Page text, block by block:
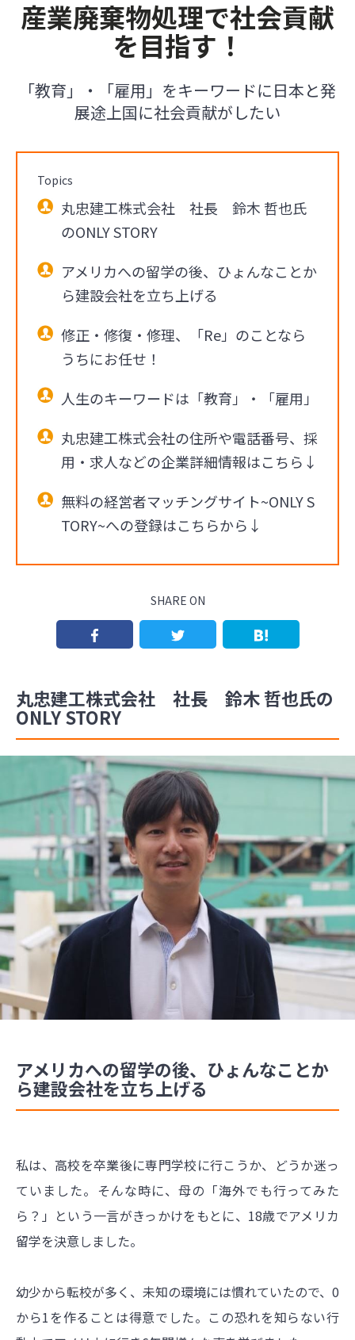
産業廃棄物処理で社会貢献
を目指す！
「教育」・「雇用」をキーワードに日本と発
展途上国に社会貢献がしたい
Topics
丸忠建工株式会社 社長 鈴木 哲也氏
のONLY STORY
アメリカへの留学の後、ひょんなことか
ら建設会社を立ち上げる
修正・修復・修理、「Re」のことなら
うちにお任せ！
人生のキーワードは「教育」・「雇用」
丸忠建工株式会社の住所や電話番号、採
用・求人などの企業詳細情報はこちら↓
無料の経営者マッチングサイト~ONLY S
TORY~への登録はこちらから↓
SHARE ON
丸忠建工株式会社 社長 鈴木 哲也氏の
ONLY STORY
アメリカへの留学の後、ひょんなことか
ら建設会社を立ち上げる
私は、高校を卒業後に専門学校に行こうか、どうか迷っ
ていました。そんな時に、母の「海外でも行ってみた
ら？」という一言がきっかけをもとに、18歳でアメリカ
留学を決意しました。
幼少から転校が多く、未知の環境には慣れていたので、0
から1を作ることは得意でした。この恐れを知らない行